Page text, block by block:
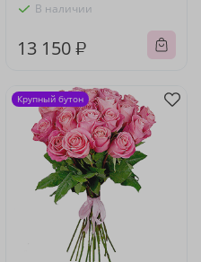
В наличии
13 150 ₽
Крупный бутон